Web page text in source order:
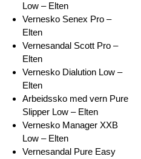
Low – Elten
Vernesko Senex Pro –
Elten
Vernesandal Scott Pro –
Elten
Vernesko Dialution Low –
Elten
Arbeidssko med vern Pure
Slipper Low – Elten
Vernesko Manager XXB
Low – Elten
Vernesandal Pure Easy